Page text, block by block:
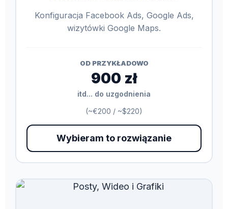
Konfiguracja Facebook Ads, Google Ads,
wizytówki Google Maps.
OD PRZYKŁADOWO
900 zł
itd... do uzgodnienia
(~€200 / ~$220)
Wybieram to rozwiązanie